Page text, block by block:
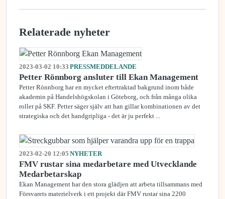
Relaterade nyheter
2023-03-02 10:33 PRESSMEDDELANDE
Petter Rönnborg ansluter till Ekan Management
Petter Rönnborg har en mycket eftertraktad bakgrund inom både
akademin på Handelshögskolan i Göteborg, och från många olika
roller på SKF. Petter säger själv att han gillar kombinationen av det
strategiska och det handgripliga - det är ju perfekt ...
2023-02-20 12:05 NYHETER
FMV rustar sina medarbetare med Utvecklande
Medarbetarskap
Ekan Management har den stora glädjen att arbeta tillsammans med
Försvarets materielverk i ett projekt där FMV rustar sina 2200